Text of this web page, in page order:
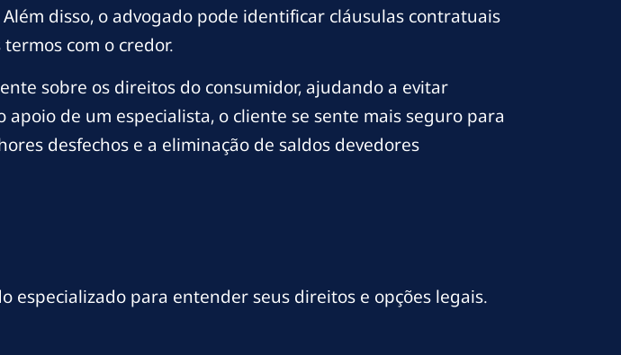
disso, o advogado pode identificar cláusulas contratuais
com o credor.
sobre os direitos do consumidor, ajudando a evitar
de um especialista, o cliente se sente mais seguro para
desfechos e a eliminação de saldos devedores
para entender seus direitos e opções legais.